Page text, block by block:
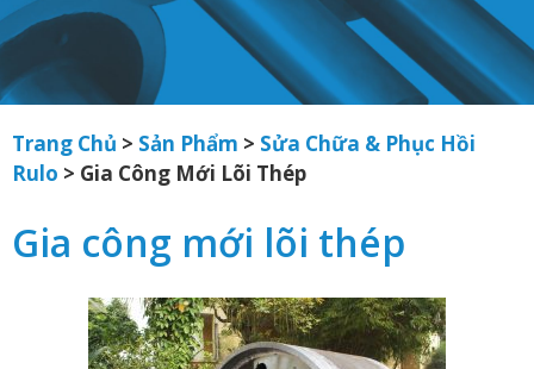
Trang Chủ > Sản Phẩm > Sửa Chữa & Phục Hồi
Rulo > Gia Công Mới Lõi Thép
Gia công mới lõi thép